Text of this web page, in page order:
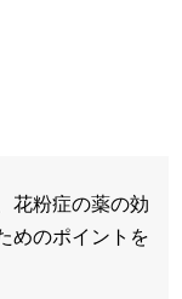
花粉症の薬の効
めのポイントを